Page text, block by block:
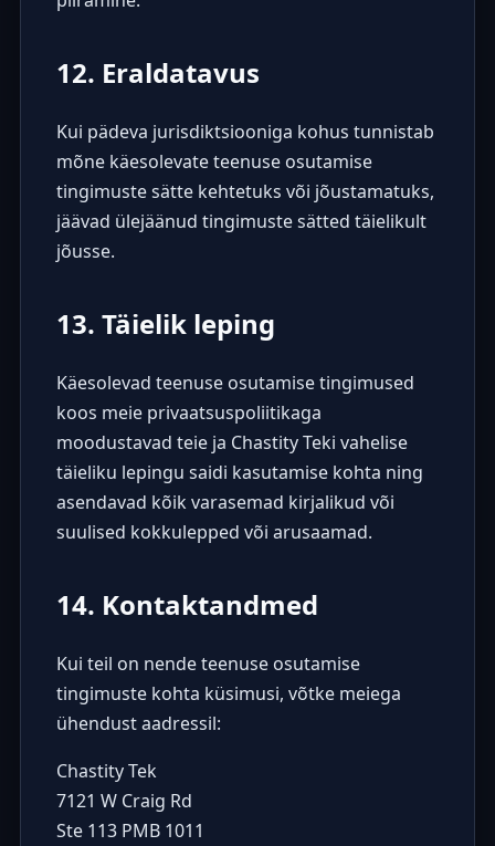
12. Eraldatavus
Kui pädeva jurisdiktsiooniga kohus tunnistab
mõne käesolevate teenuse osutamise
tingimuste sätte kehtetuks või jõustamatuks,
jäävad ülejäänud tingimuste sätted täielikult
jõusse.
13. Täielik leping
Käesolevad teenuse osutamise tingimused
koos meie privaatsuspoliitikaga
moodustavad teie ja Chastity Teki vahelise
täieliku lepingu saidi kasutamise kohta ning
asendavad kõik varasemad kirjalikud või
suulised kokkulepped või arusaamad.
14. Kontaktandmed
Kui teil on nende teenuse osutamise
tingimuste kohta küsimusi, võtke meiega
ühendust aadressil:
Chastity Tek
7121 W Craig Rd
Ste 113 PMB 1011